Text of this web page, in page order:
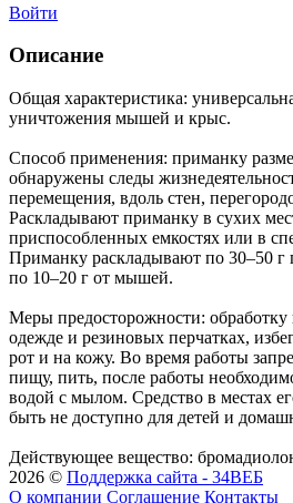
Войти
Описание
Общая характеристика:
уничтожения мышей и крыс.
Способ применения: приманку
обнаружены следы
перемещения, вдоль стен,
Раскладывают приманку в сухих
приспособленных емкостях или в
Приманку раскладывают по 30–50 г
по 10–20 г от мышей.
Меры предосторожности: обработку
одежде и резиновых перчатках,
рот и на кожу. Во время работы
пищу, пить, после работы
водой с мылом. Средство в местах
быть не доступно для детей и
Действующее вещество:
2026 © Поддержка сайта - 34ВЕБ
О компании Соглашение Контакты